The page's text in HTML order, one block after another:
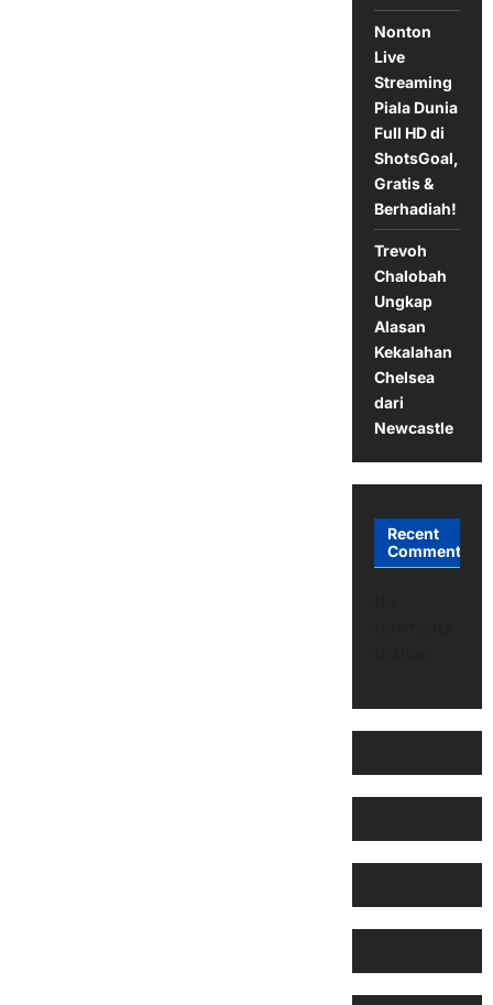
Nonton
Live
Streaming
Piala Dunia
Full HD di
ShotsGoal,
Gratis &
Berhadiah!
Trevoh
Chalobah
Ungkap
Alasan
Kekalahan
Chelsea
dari
Newcastle
Recent
Comments